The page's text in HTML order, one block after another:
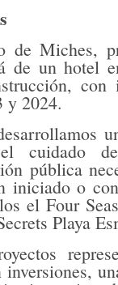
de Miches,
de un hotel
con
y 2024.
cuidado
pública
iniciado o
el Four
Playa